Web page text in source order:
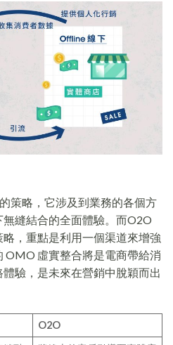
策略，它涉及到業務的各個方
縫結合的全面體驗。而O2O
，重點是利用一個渠道來增強
OMO 虛實整合將是電商帶給消
驗，是未來在營銷中脫穎⽽出
O2O